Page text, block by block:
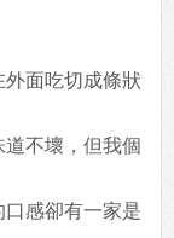
面吃切成條狀
不壞，但我個
感卻有一家是